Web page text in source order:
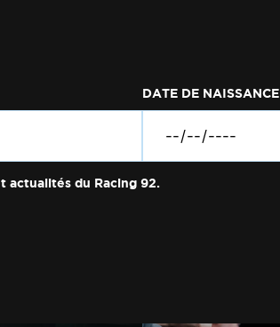
DATE DE NAISSANCE
actualités du Racing 92.